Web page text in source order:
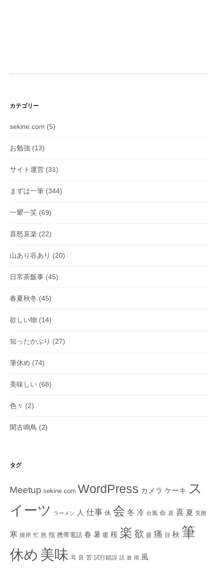
カテゴリー
sekine.com (5)
お勉強 (13)
サイト運営 (31)
まずは一筆 (344)
一顰一笑 (69)
喜怒哀楽 (22)
山あり谷あり (20)
日常茶飯事 (45)
春夏秋冬 (45)
欲しい物 (14)
知ったかぶり (27)
筆休め (74)
美味しい (68)
色々 (2)
閑古鳴鳥 (2)
タグ
Meetup sekine.com WordPress カメラ ケーキ ス
イーツ
ラーメン 人 仕事 休 会 冬 冷 台風 命 哀 喜 夏 失敗
寒 彼岸 忙 怒 指 携帯電話 春 暑 暖 桜 楽 欲 疲 痛 目 秋 筆
休め 美味 耳 良 苦 試行錯誤 話 遊 雨 風